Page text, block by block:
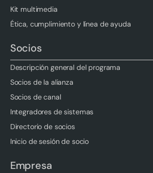
Kit multimedia
Ética, cumplimiento y línea de ayuda
Socios
Descripción general del programa
Socios de la alianza
Socios de canal
Integradores de sistemas
Directorio de socios
Inicio de sesión de socio
Empresa